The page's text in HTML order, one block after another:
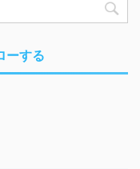
ーする